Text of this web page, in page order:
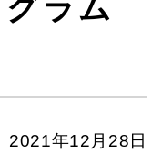
ラム
2021年12月28日